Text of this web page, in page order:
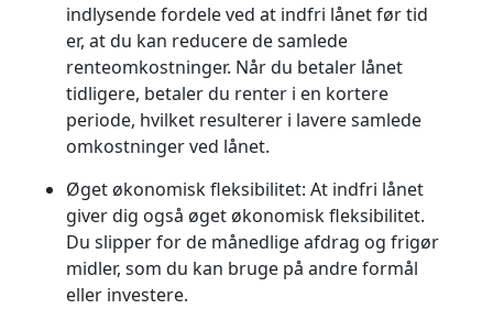
indlysende fordele ved at indfri lånet før tid
er, at du kan reducere de samlede
renteomkostninger. Når du betaler lånet
tidligere, betaler du renter i en kortere
periode, hvilket resulterer i lavere samlede
omkostninger ved lånet.
Øget økonomisk fleksibilitet: At indfri lånet
giver dig også øget økonomisk fleksibilitet.
Du slipper for de månedlige afdrag og frigør
midler, som du kan bruge på andre formål
eller investere.